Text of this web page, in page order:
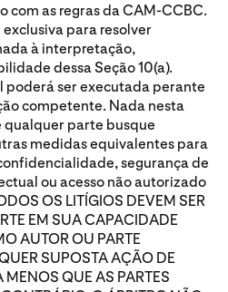
com as regras da CAM-CCBC.
para resolver
à interpretação,
dessa Seção 10(a).
ser executada perante
competente. Nada nesta
qualquer parte busque
medidas equivalentes para
segurança de
ou acesso não autorizado
OS LITÍGIOS DEVEM SER
EM SUA CAPACIDADE
AUTOR OU PARTE
SUPOSTA AÇÃO DE
QUE AS PARTES